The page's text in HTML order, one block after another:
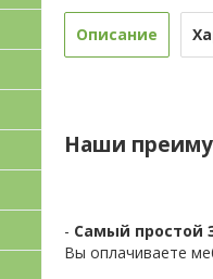
Описание
Наши
- Самый простой
Вы оплачиваете